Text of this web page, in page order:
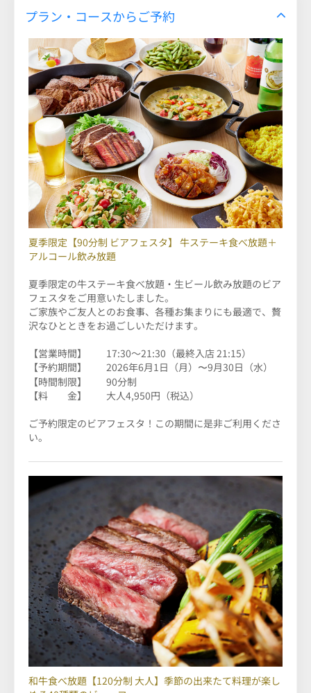
プラン・コースからご予約
夏季限定【90分制 ビアフェスタ】 牛ステーキ食べ放題＋
アルコール飲み放題
夏季限定の牛ステーキ食べ放題・生ビール飲み放題のビア
フェスタをご用意いたしました。
ご家族やご友人とのお食事、各種お集まりにも最適で、贅
沢なひとときをお過ごしいただけます。
【営業時間】 17:30～21:30（最終入店 21:15）
【予約期間】 2026年6月1日（月）〜9月30日（水）
【時間制限】 90分制
【料 金】 大人4,950円（税込）
ご予約限定のビアフェスタ！この期間に是非ご利用くださ
い。
和牛食べ放題【120分制 大人】季節の出来たて料理が楽し